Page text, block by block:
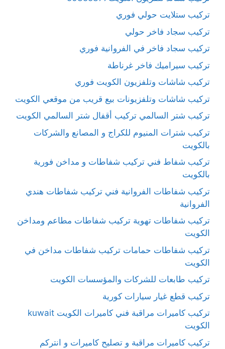
تركيب ستلايت حولي فوري
تركيب سجاد فاخر حولي
تركيب سجاد فاخر في الفروانية فوري
تركيب سيراميك فاخر غرناطة
تركيب شاشات وتلفزيون الكويت فوري
تركيب شاشات وتلفزيونات بيع قريب من موقعي الكويت
تركيب شتر السالمي تركيب أقفال شتر السالمي الكويت
تركيب شترات المنيوم للكراج و المصانع والشركات
بالكويت
تركيب شفاط فني تركيب شفاطات و مداخن فورية
بالكويت
تركيب شفاطات الفروانية فني تركيب شفاطات هندي
الفروانية
تركيب شفاطات تهوية تركيب شفاطات مطاعم ومداخن
الكويت
تركيب شفاطات حمامات تركيب شفاطات مداخن في
الكويت
تركيب طابعات للشركات والمؤسسات الكويت
تركيب قطع غيار سيارات كورية
تركيب كاميرات مراقبة فني كاميرات الكويت kuwait
الكويت
تركيب كاميرات مراقبة و تصليح كاميرات و انتركم